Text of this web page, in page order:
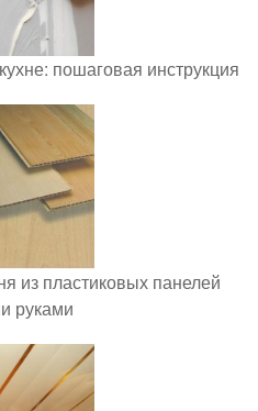
пошаговая инструкция
из пластиковых панелей
руками